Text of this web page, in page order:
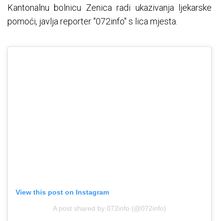
Kantonalnu bolnicu Zenica radi ukazivanja ljekarske
pomoći, javlja reporter "072info" s lica mjesta.
View this post on Instagram
A post shared by 072info (@072info)